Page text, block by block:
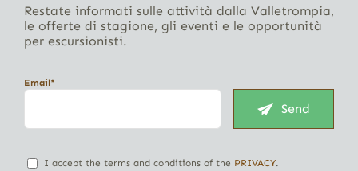
Restate informati sulle attività dalla Valletrompia,
le offerte di stagione, gli eventi e le opportunità
per escursionisti.
Email*
Send
I accept the terms and conditions of the PRIVACY.